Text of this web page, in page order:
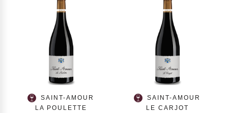
SAINT-AMOUR
LA POULETTE
SAINT-AMOUR
LE CARJOT